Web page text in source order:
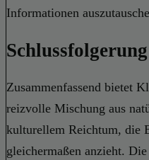
Informationen
Schlussfolgerung
Zusammenfassend bietet
reizvolle Mischung aus
kulturellem Reichtum, die
gleichermaßen anzieht.